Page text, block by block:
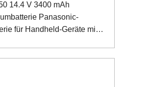
14.4 V 3400 mAh
Panasonic-
für Handheld-Geräte mit